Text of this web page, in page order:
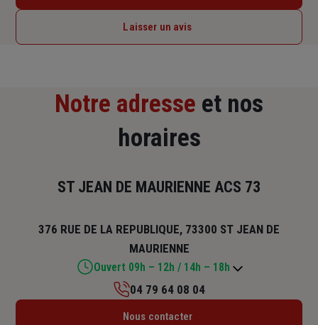
Laisser un avis
Notre adresse et nos
horaires
ST JEAN DE MAURIENNE ACS 73
376 RUE DE LA REPUBLIQUE, 73300 ST JEAN DE
MAURIENNE
Ouvert 09h – 12h / 14h – 18h
Lundi : 09h – 12h / 14h – 18h
04 79 64 08 04
Nous contacter